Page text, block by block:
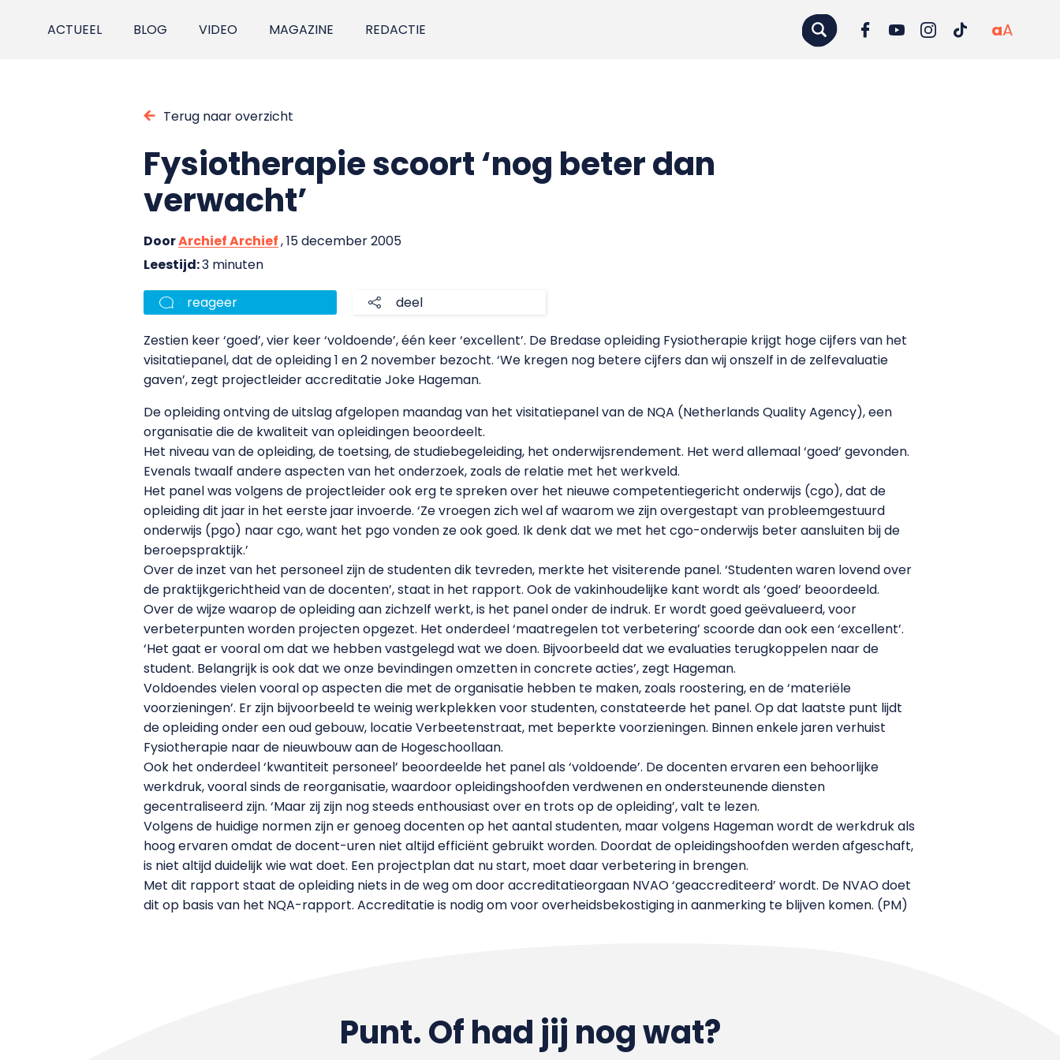
ACTUEEL BLOG VIDEO MAGAZINE REDACTIE aA
Terug naar overzicht
Fysiotherapie scoort ‘nog beter dan
verwacht’
DoorArchief Archief, 15 december 2005
Leestijd:3 minuten
reageer deel
Zestien keer ‘goed’, vier keer ‘voldoende’, één keer ‘excellent’. De Bredase opleiding Fysiotherapie krijgt hoge cijfers van het
visitatiepanel, dat de opleiding 1 en 2 november bezocht. ‘We kregen nog betere cijfers dan wij onszelf in de zelfevaluatie
gaven’, zegt projectleider accreditatie Joke Hageman.
De opleiding ontving de uitslag afgelopen maandag van het visitatiepanel van de NQA (Netherlands Quality Agency), een
organisatie die de kwaliteit van opleidingen beoordeelt.
Het niveau van de opleiding, de toetsing, de studiebegeleiding, het onderwijsrendement. Het werd allemaal ‘goed’ gevonden.
Evenals twaalf andere aspecten van het onderzoek, zoals de relatie met het werkveld.
Het panel was volgens de projectleider ook erg te spreken over het nieuwe competentiegericht onderwijs (cgo), dat de
opleiding dit jaar in het eerste jaar invoerde. ‘Ze vroegen zich wel af waarom we zijn overgestapt van probleemgestuurd
onderwijs (pgo) naar cgo, want het pgo vonden ze ook goed. Ik denk dat we met het cgo-onderwijs beter aansluiten bij de
beroepspraktijk.’
Over de inzet van het personeel zijn de studenten dik tevreden, merkte het visiterende panel. ‘Studenten waren lovend over
de praktijkgerichtheid van de docenten’, staat in het rapport. Ook de vakinhoudelijke kant wordt als ‘goed’ beoordeeld.
Over de wijze waarop de opleiding aan zichzelf werkt, is het panel onder de indruk. Er wordt goed geëvalueerd, voor
verbeterpunten worden projecten opgezet. Het onderdeel ‘maatregelen tot verbetering’ scoorde dan ook een ‘excellent’.
‘Het gaat er vooral om dat we hebben vastgelegd wat we doen. Bijvoorbeeld dat we evaluaties terugkoppelen naar de
student. Belangrijk is ook dat we onze bevindingen omzetten in concrete acties’, zegt Hageman.
Voldoendes vielen vooral op aspecten die met de organisatie hebben te maken, zoals roostering, en de ‘materiële
voorzieningen’. Er zijn bijvoorbeeld te weinig werkplekken voor studenten, constateerde het panel. Op dat laatste punt lijdt
de opleiding onder een oud gebouw, locatie Verbeetenstraat, met beperkte voorzieningen. Binnen enkele jaren verhuist
Fysiotherapie naar de nieuwbouw aan de Hogeschoollaan.
Ook het onderdeel ‘kwantiteit personeel’ beoordeelde het panel als ‘voldoende’. De docenten ervaren een behoorlijke
werkdruk, vooral sinds de reorganisatie, waardoor opleidingshoofden verdwenen en ondersteunende diensten
gecentraliseerd zijn. ‘Maar zij zijn nog steeds enthousiast over en trots op de opleiding’, valt te lezen.
Volgens de huidige normen zijn er genoeg docenten op het aantal studenten, maar volgens Hageman wordt de werkdruk als
hoog ervaren omdat de docent-uren niet altijd efficiënt gebruikt worden. Doordat de opleidingshoofden werden afgeschaft,
is niet altijd duidelijk wie wat doet. Een projectplan dat nu start, moet daar verbetering in brengen.
Met dit rapport staat de opleiding niets in de weg om door accreditatieorgaan NVAO ‘geaccrediteerd’ wordt. De NVAO doet
dit op basis van het NQA-rapport. Accreditatie is nodig om voor overheidsbekostiging in aanmerking te blijven komen. (PM)
Punt. Of had jij nog wat?